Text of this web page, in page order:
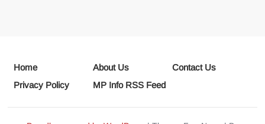
Home About Us
Contact Us
Privacy Policy
MP Info RSS Feed